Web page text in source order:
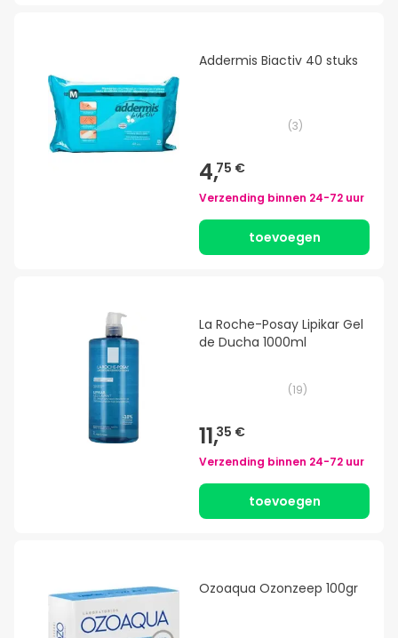
Addermis Biactiv 40 stuks
(3)
4,75 €
Verzending binnen 24-72 uur
toevoegen
La Roche-Posay Lipikar Gel
de Ducha 1000ml
(19)
11,35 €
Verzending binnen 24-72 uur
toevoegen
Ozoaqua Ozonzeep 100gr